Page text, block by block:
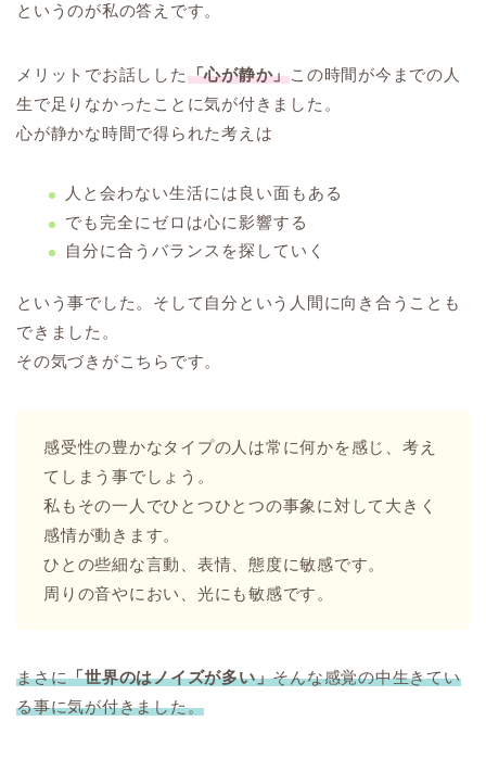
というのが私の答えです。
メリットでお話しした「心が静か」この時間が今までの人
生で足りなかったことに気が付きました。
心が静かな時間で得られた考えは
人と会わない生活には良い面もある
でも完全にゼロは心に影響する
自分に合うバランスを探していく
という事でした。そして自分という人間に向き合うことも
できました。
その気づきがこちらです。
感受性の豊かなタイプの人は常に何かを感じ、考え
てしまう事でしょう。
私もその一人でひとつひとつの事象に対して大きく
感情が動きます。
ひとの些細な言動、表情、態度に敏感です。
周りの音やにおい、光にも敏感です。
まさに「世界のはノイズが多い」そんな感覚の中生きてい
る事に気が付きました。